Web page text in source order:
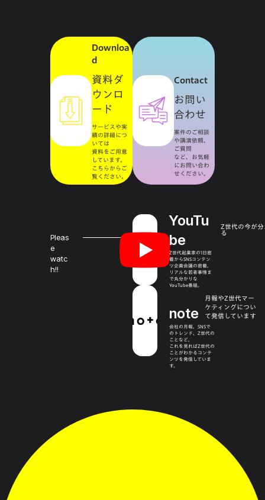
Downloa
d
資料ダ
ウンロ
ード
サービスや実
績の詳細につ
いては
資料をご用意
しています。
こちらからご
覧ください。
Contact
お問い
合わせ
案件のご相談
や講演依頼、
ご質問
など、お気軽
にお問い合わ
せください。
Pleas
e
watc
h!!
YouTu
be
Z世代の今が
る
Z世代起業家の1日密
着からSNSコンテン
ツ企画会議の密着、
リアルな若者事情ま
で丸分かりな
YouTube番組。
note
月報やZ世代マー
ケティングについ
て発信しています
会社の月報、SNSで
のトレンド、Z世代の
ことなど、
これを見ればZ世代の
ことがわかるコンテ
ンツを発信していま
す。